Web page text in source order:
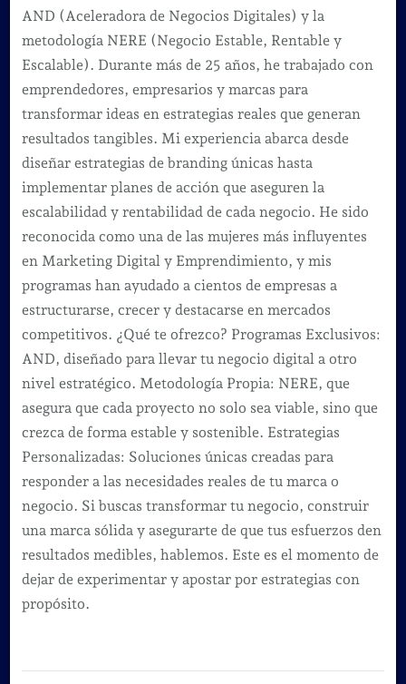
AND (Aceleradora de Negocios Digitales) y la
metodología NERE (Negocio Estable, Rentable y
Escalable). Durante más de 25 años, he trabajado con
emprendedores, empresarios y marcas para
transformar ideas en estrategias reales que generan
resultados tangibles. Mi experiencia abarca desde
diseñar estrategias de branding únicas hasta
implementar planes de acción que aseguren la
escalabilidad y rentabilidad de cada negocio. He sido
reconocida como una de las mujeres más influyentes
en Marketing Digital y Emprendimiento, y mis
programas han ayudado a cientos de empresas a
estructurarse, crecer y destacarse en mercados
competitivos. ¿Qué te ofrezco? Programas Exclusivos:
AND, diseñado para llevar tu negocio digital a otro
nivel estratégico. Metodología Propia: NERE, que
asegura que cada proyecto no solo sea viable, sino que
crezca de forma estable y sostenible. Estrategias
Personalizadas: Soluciones únicas creadas para
responder a las necesidades reales de tu marca o
negocio. Si buscas transformar tu negocio, construir
una marca sólida y asegurarte de que tus esfuerzos den
resultados medibles, hablemos. Este es el momento de
dejar de experimentar y apostar por estrategias con
propósito.